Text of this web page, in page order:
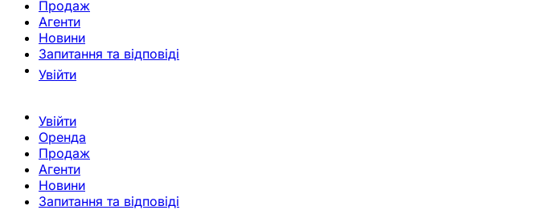
Продаж
Агенти
Новини
Запитання та відповіді
Увійти
Увійти
Оренда
Продаж
Агенти
Новини
Запитання та відповіді